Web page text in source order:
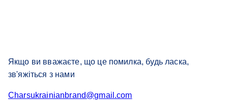
Якщо ви вважаєте, що це помилка, будь ласка,
зв'яжіться з нами
Charsukrainianbrand@gmail.com